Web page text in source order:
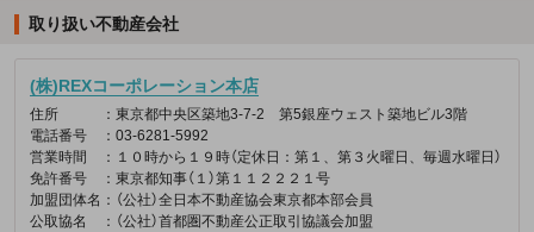
取り扱い不動産会社
(株)REXコーポレーション本店
住所
：東京都中央区築地3-7-2 第5銀座ウェスト築地ビル3階
電話番号
：03-6281-5992
営業時間
：１０時から１９時（定休日：第１、第３火曜日、毎週水曜日）
免許番号
：東京都知事（１）第１１２２２１号
加盟団体名 ：（公社）全日本不動産協会東京都本部会員
公取協名
：（公社）首都圏不動産公正取引協議会加盟